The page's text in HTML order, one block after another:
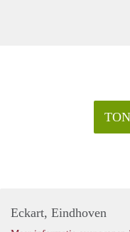
Eckart, Eindhoven